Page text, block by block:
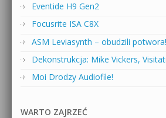
Eventide H9 Gen2
Focusrite ISA C8X
ASM Leviasynth – obudzili potwora!
Dekonstrukcja: Mike Vickers,
Moi Drodzy Audiofile!
WARTO ZAJRZEĆ